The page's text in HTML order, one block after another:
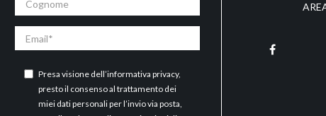
Presa visione dell’informativa privacy,
presto il consenso al trattamento dei
miei dati personali per l’invio via posta,